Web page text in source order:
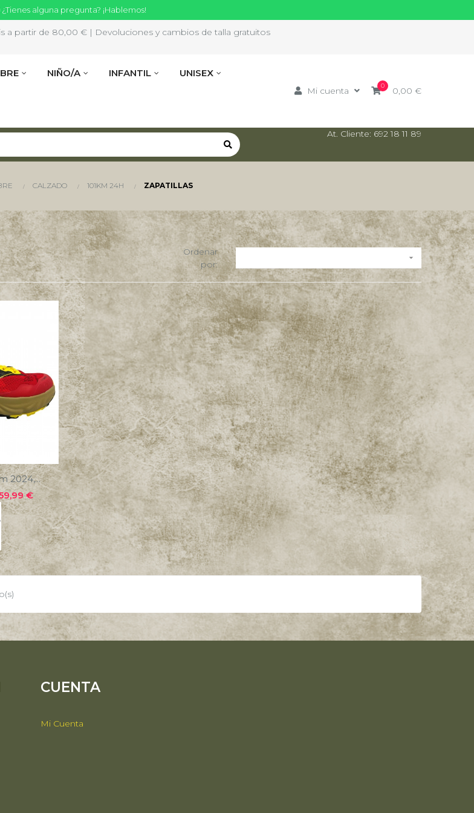
¿Tienes alguna pregunta? ¡Hablemos!
a partir de 80,00 € | Devoluciones y cambios de talla gratuitos
NIÑO/A INFANTIL UNISEX
Mi cuenta 0 0,00 €
At. Cliente: 692 18 11 89
CALZADO 101KM 24H ZAPATILLAS
Ordenar
por:

2024,...
€
CUENTA
Mi Cuenta